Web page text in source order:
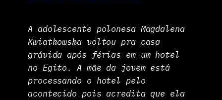
A adolescente polonesa Magdalena
Kwiatkowska voltou pra casa
grávida após férias em um hotel
no Egito. A mãe da jovem está
processando o hotel pelo
acontecido pois acredita que ela